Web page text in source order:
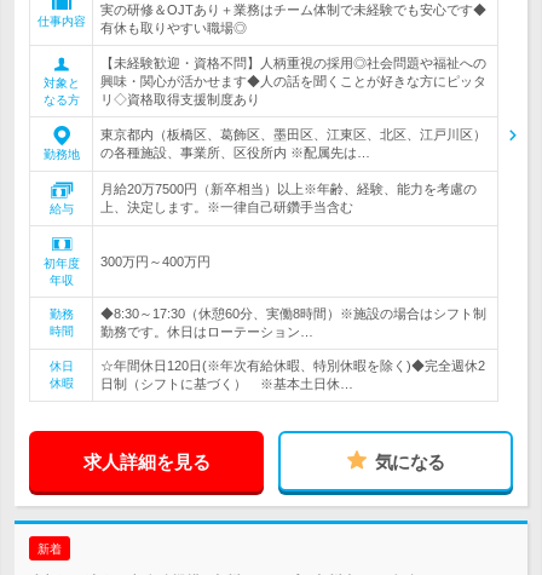
仕事内容
実の研修＆OJTあり＋業務はチーム体制で未経験でも安心です◆
有休も取りやすい職場◎
対象と
なる方
【未経験歓迎・資格不問】人柄重視の採用◎社会問題や福祉への
興味・関心が活かせます◆人の話を聞くことが好きな方にピッタ
リ◇資格取得支援制度あり
勤務地
東京都内（板橋区、葛飾区、墨田区、江東区、北区、江戸川区）
の各種施設、事業所、区役所内 ※配属先は…
給与
月給20万7500円（新卒相当）以上※年齢、経験、能力を考慮の
上、決定します。※一律自己研鑽手当含む
初年度
年収
300万円～400万円
勤務
時間
◆8:30～17:30（休憩60分、実働8時間）※施設の場合はシフト制
勤務です。休日はローテーション…
休日
休暇
☆年間休日120日(※年次有給休暇、特別休暇を除く)◆完全週休2
日制（シフトに基づく） ※基本土日休…
求人詳細を見る 気になる
新着